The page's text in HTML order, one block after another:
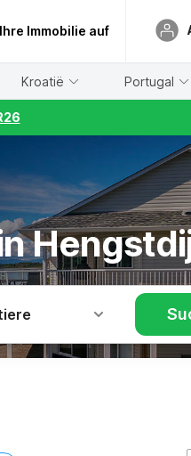
Immobilie auf
Kroatië Portugal